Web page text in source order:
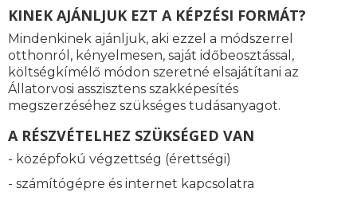
KINEK AJÁNLJUK EZT A KÉPZÉSI FORMÁT?
Mindenkinek ajánljuk, aki ezzel a módszerrel
otthonról, kényelmesen, saját időbeosztással,
költségkímélő módon szeretné elsajátítani az
Állatorvosi asszisztens szakképesítés
megszerzéséhez szükséges tudásanyagot.
A RÉSZVÉTELHEZ SZÜKSÉGED VAN
- középfokú végzettség (érettségi)
- számítógépre és internet kapcsolatra